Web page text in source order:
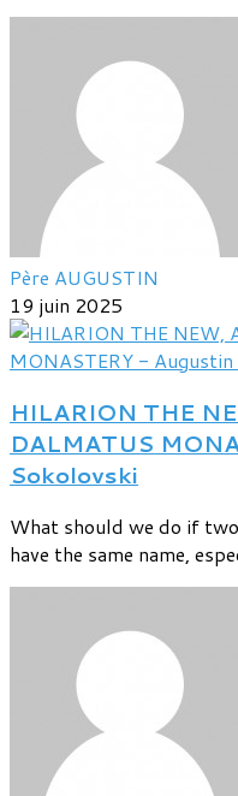
Père AUGUSTIN
19 juin 2025
HILARION THE
DALMATUS
Sokolovski
What should we do if
have the same name,